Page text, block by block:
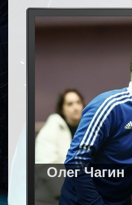
Олег Чагин